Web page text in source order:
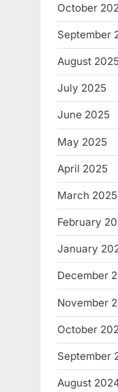
October
September
August 2025
July 2025
June 2025
May 2025
April 2025
March 2025
February
January
December
November
October
September
August